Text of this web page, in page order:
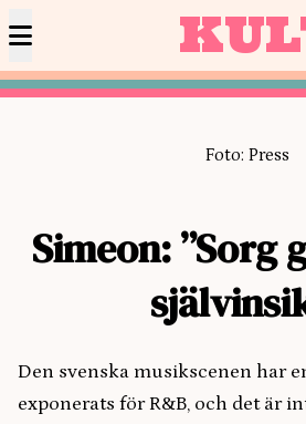
Foto: Press
Simeon: ”Sorg
Den svenska musikscenen har
exponerats för R&B, och det är